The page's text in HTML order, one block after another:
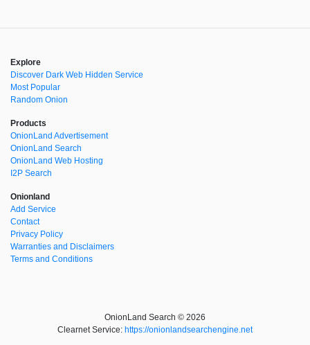
Explore
Discover Dark Web Hidden Service
Most Popular
Random Onion
Products
OnionLand Advertisement
OnionLand Search
OnionLand Web Hosting
I2P Search
Onionland
Add Service
Contact
Privacy Policy
Warranties and Disclaimers
Terms and Conditions
OnionLand Search © 2026
Clearnet Service: https://onionlandsearchengine.net